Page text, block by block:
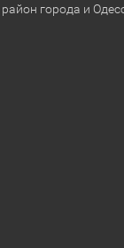
города и